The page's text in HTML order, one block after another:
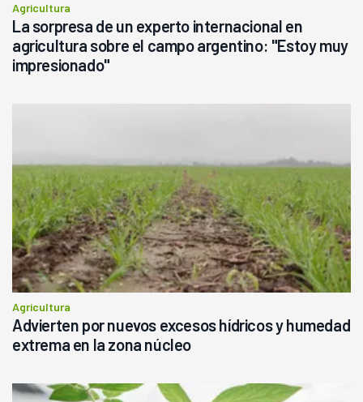
Agricultura
La sorpresa de un experto internacional en
agricultura sobre el campo argentino: "Estoy muy
impresionado"
Agricultura
Advierten por nuevos excesos hídricos y humedad
extrema en la zona núcleo